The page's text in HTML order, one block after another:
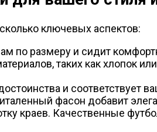
ключевых аспектов:
по размеру и сидит
таких как хлопок
и соответствует
фасон добавит
краев. Качественные